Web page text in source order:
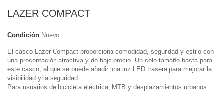
LAZER COMPACT
Condición Nuevo
El casco Lazer Compact proporciona comodidad, seguridad y estilo con
una presentación atractiva y de bajo precio. Un solo tamaño basta para
este casco, al que se puede añadir una luz LED trasera para mejorar la
visibilidad y la seguridad.
Para usuarios de bicicleta eléctrica, MTB y desplazamientos urbanos